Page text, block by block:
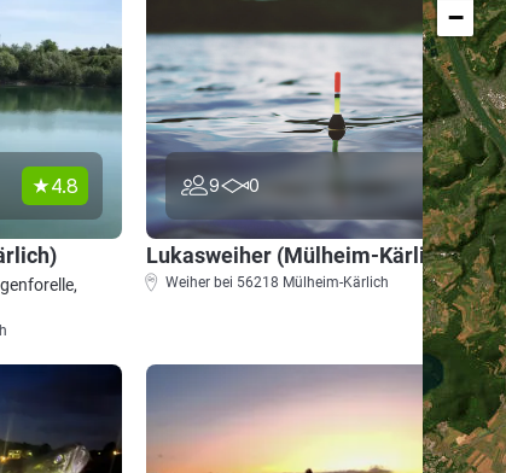
4.8 9 0 0.0
Lukasweiher (Mülheim-Kärlich)
Weiher bei 56218 Mülheim-Kärlich
−